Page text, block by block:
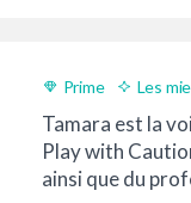
Prime
Les
Livraison 24h
Tamara est la
Play with
ainsi que du